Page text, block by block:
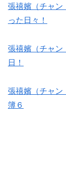
張禧嬪（チャン
った日々！
張禧嬪（チャン
日！
張禧嬪（チャン
簿６